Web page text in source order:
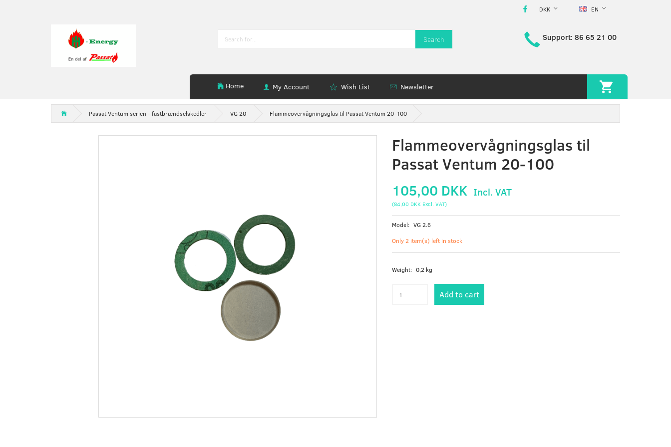
EN
DKK
Search Support: 86 65 21 00
Home My Account Wish List Newsletter
Passat Ventum serien - fastbrændselskedler VG 20 Flammeovervågningsglas til Passat Ventum 20-100
Flammeovervågningsglas til
Passat Ventum 20-100
105,00 DKK Incl. VAT
(84,00 DKKExcl. VAT)
Model: VG 2.6
Only 2 item(s) left in stock
Weight: 0,2 kg
Add to cart